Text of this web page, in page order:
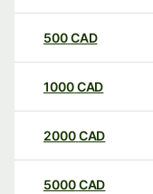
500CAD
1000CAD
2000CAD
5000CAD